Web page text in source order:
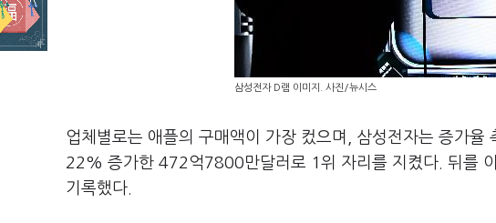
삼성전자 D램 이미지. 사진/뉴시스
업체별로는 애플의 구매액이 가장 컸으며, 삼성전자는 증가율
22% 증가한 472억7800만달러로 1위 자리를 지켰다. 뒤를
기록했다.